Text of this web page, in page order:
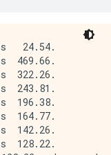
24.54.
469.66.
322.26.
243.81.
196.38.
164.77.
142.26.
128.22.